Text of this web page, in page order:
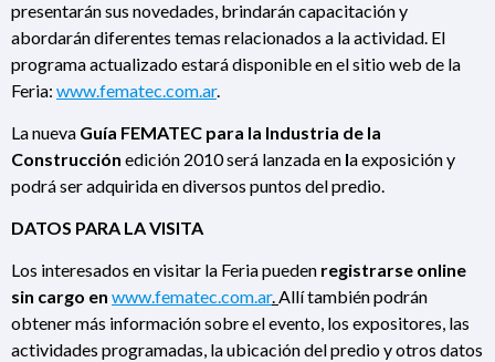
presentarán sus novedades, brindarán capacitación y
abordarán diferentes temas relacionados a la actividad. El
programa actualizado estará disponible en el sitio web de la
Feria: www.fematec.com.ar.
La nueva Guía FEMATEC para la Industria de la
Construcción edición 2010 será lanzada en la exposición y
podrá ser adquirida en diversos puntos del predio.
DATOS PARA LA VISITA
Los interesados en visitar la Feria pueden registrarse online
sin cargo en www.fematec.com.ar.Allí también podrán
obtener más información sobre el evento, los expositores, las
actividades programadas, la ubicación del predio y otros datos